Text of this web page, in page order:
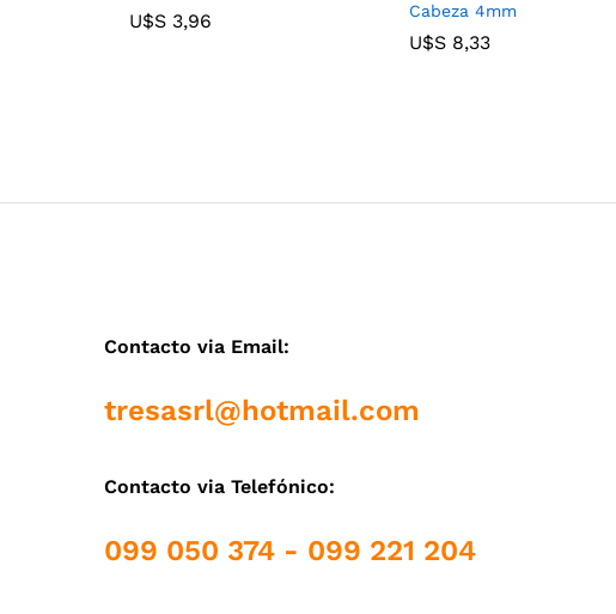
U$S 3,96
U$S 3,96
Cabeza 4mm
U$S 8,33
U$S 8,33
Contacto via Email:
tresasrl@hotmail.com
Contacto via Telefónico:
099 050 374 - 099 221 204